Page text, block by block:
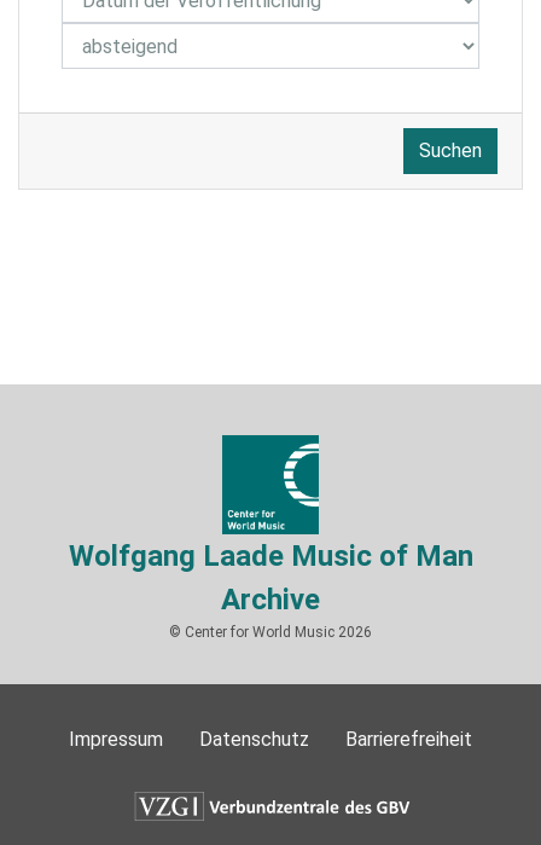
Suchen
Wolfgang Laade Music of Man
Archive
© Center for World Music 2026
Impressum Datenschutz Barrierefreiheit